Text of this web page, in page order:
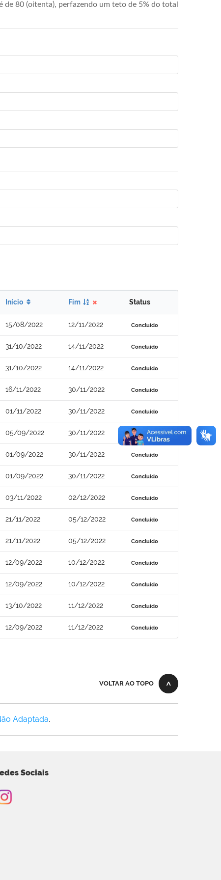
de 80 (oitenta), perfazendo um teto de 5% do total
Início Fim Status
15/08/2022 12/11/2022 Concluído
31/10/2022 14/11/2022 Concluído
31/10/2022 14/11/2022 Concluído
16/11/2022 30/11/2022 Concluído
01/11/2022 30/11/2022 Concluído
05/09/2022 30/11/2022 Concluído
01/09/2022 30/11/2022 Concluído
01/09/2022 30/11/2022 Concluído
03/11/2022 02/12/2022 Concluído
21/11/2022 05/12/2022 Concluído
21/11/2022 05/12/2022 Concluído
12/09/2022 10/12/2022 Concluído
12/09/2022 10/12/2022 Concluído
13/10/2022 11/12/2022 Concluído
12/09/2022 11/12/2022 Concluído
VOLTAR AO TOPO
Adaptada.
Sociais